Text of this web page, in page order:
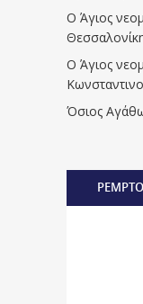
Ο Άγιος
Ο Άγιος
Όσιος